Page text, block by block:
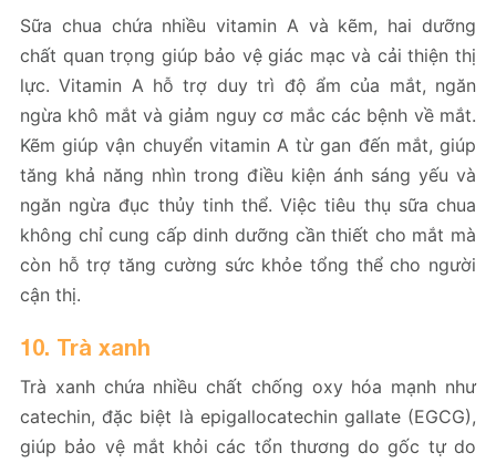
Sữa chua chứa nhiều vitamin A và kẽm, hai dưỡng
chất quan trọng giúp bảo vệ giác mạc và cải thiện thị
lực. Vitamin A hỗ trợ duy trì độ ẩm của mắt, ngăn
ngừa khô mắt và giảm nguy cơ mắc các bệnh về mắt.
Kẽm giúp vận chuyển vitamin A từ gan đến mắt, giúp
tăng khả năng nhìn trong điều kiện ánh sáng yếu và
ngăn ngừa đục thủy tinh thể. Việc tiêu thụ sữa chua
không chỉ cung cấp dinh dưỡng cần thiết cho mắt mà
còn hỗ trợ tăng cường sức khỏe tổng thể cho người
cận thị.
10. Trà xanh
Trà xanh chứa nhiều chất chống oxy hóa mạnh như
catechin, đặc biệt là epigallocatechin gallate (EGCG),
giúp bảo vệ mắt khỏi các tổn thương do gốc tự do